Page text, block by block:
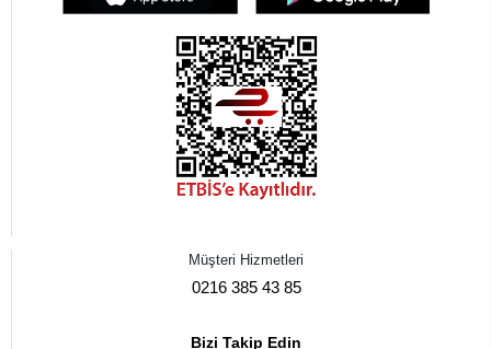
Müşteri Hizmetleri
0216 385 43 85
Bizi Takip Edin